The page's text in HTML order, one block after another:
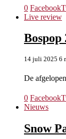
0 Facebook
Live review
Bospop
14 juli 2025 6
De
0 Facebook
Nieuws
Snow